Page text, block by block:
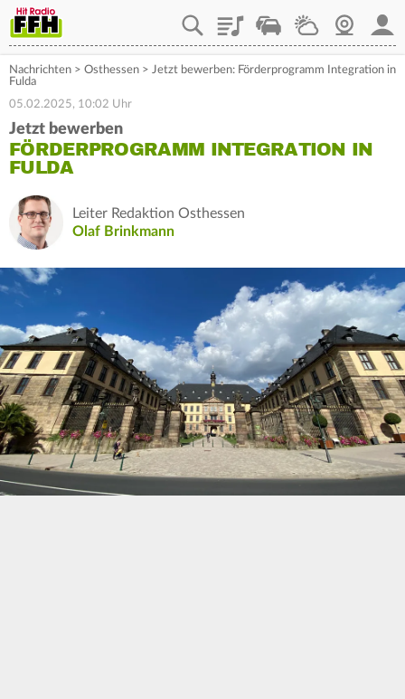
PlaylistStaupilotWetterWebcam
Nachrichten > Osthessen > Jetzt bewerben: Förderprogramm Integration in
Fulda
05.02.2025, 10:02 Uhr
Jetzt bewerben
FÖRDERPROGRAMM INTEGRATION IN
FULDA
Leiter Redaktion Osthessen
Olaf Brinkmann